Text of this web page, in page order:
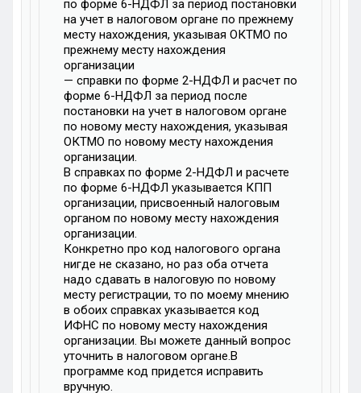
по форме 6-НДФЛ за период постановки
на учет в налоговом органе по прежнему
месту нахождения, указывая ОКТМО по
прежнему месту нахождения
организации
— справки по форме 2-НДФЛ и расчет по
форме 6-НДФЛ за период после
постановки на учет в налоговом органе
по новому месту нахождения, указывая
ОКТМО по новому месту нахождения
организации.
В справках по форме 2-НДФЛ и расчете
по форме 6-НДФЛ указывается КПП
организации, присвоенный налоговым
органом по новому месту нахождения
организации.
Конкретно про код налогового органа
нигде не сказано, но раз оба отчета
надо сдавать в налоговую по новому
месту регистрации, то по моему мнению
в обоих справках указывается код
ИФНС по новому месту нахождения
организации. Вы можете данный вопрос
уточнить в налоговом органе.В
программе код придется исправить
вручную.